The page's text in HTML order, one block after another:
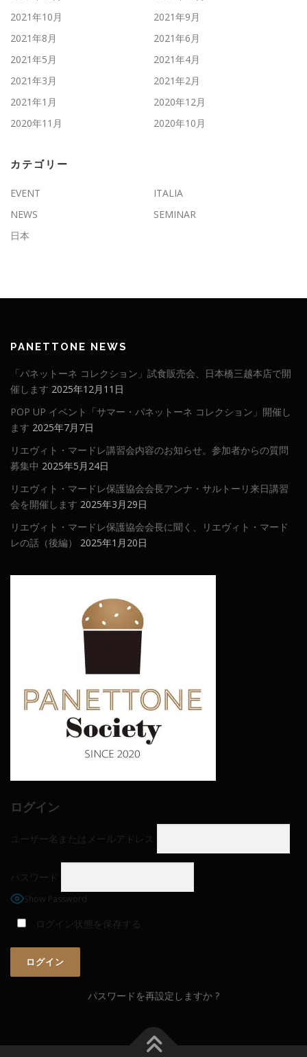
2021年10月
2021年9月
2021年8月
2021年6月
2021年5月
2021年4月
2021年3月
2021年2月
2021年1月
2020年12月
2020年11月
2020年10月
カテゴリー
EVENT
ITALIA
NEWS
SEMINAR
日本
PANETTONE NEWS
「パネットーネ コレクション」試食販売会、日本橋三越本店で開
催します 2025年12月11日
POP UP イベント「サマー・パネットーネ コレクション」開催し
ます 2025年7月7日
リエヴィト・マードレ講習会内容のお知らせ。参加者からの質問
募集中 2025年5月24日
リエヴィト・マードレ保護協会会長アンナ・サルトーリ来日講習
会を開催します 2025年3月29日
リエヴィト・マードレ保護協会会長に聞く、リエヴィト・マード
レの話（後編）
2025年1月20日
ログイン
ユーザー名またはメールアドレス
パスワード
Show Password
ログイン状態を保存する
パスワードを再設定しますか ?